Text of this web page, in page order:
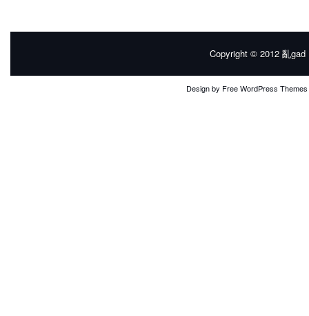
Copyright © 2012 亂gad
Design by Free WordPress Themes